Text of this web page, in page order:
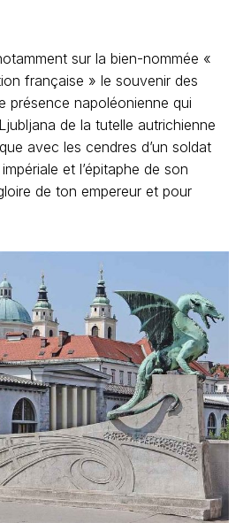
sur la bien-nommée «
française » le souvenir des
présence napoléonienne qui
de la tutelle autrichienne
avec les cendres d’un soldat
et l’épitaphe de son
de ton empereur et pour